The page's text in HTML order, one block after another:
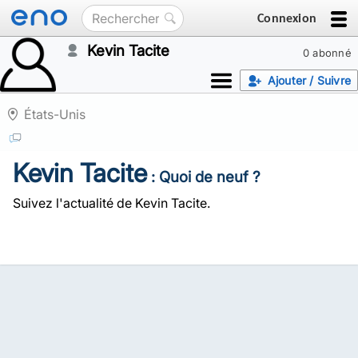
Connexion
0 abonné
Kevin Tacite
Ajouter / Suivre
États-Unis
Kevin Tacite: Quoi de neuf ?
Suivez l'actualité de Kevin Tacite.